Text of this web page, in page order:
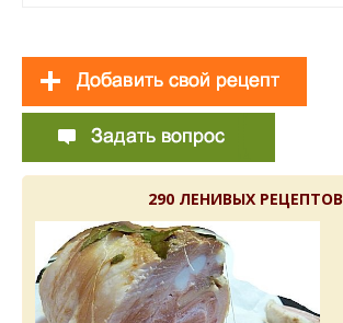
290 ЛЕНИВЫХ РЕЦЕПТОВ